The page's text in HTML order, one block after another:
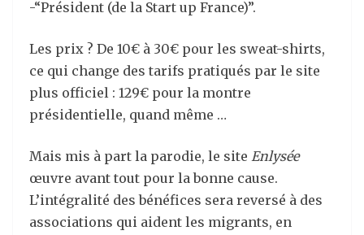
-“Président (de la Start up France)”.
Les prix ? De 10€ à 30€ pour les sweat-shirts,
ce qui change des tarifs pratiqués par le site
plus officiel : 129€ pour la montre
présidentielle, quand même …
Mais mis à part la parodie, le site Enlysée
œuvre avant tout pour la bonne cause.
L’intégralité des bénéfices sera reversé à des
associations qui aident les migrants, en